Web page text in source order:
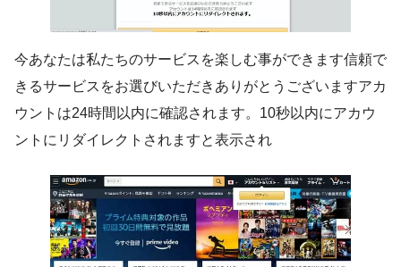
今あなたは私たちのサービスを楽しむ事ができます信頼で
きるサービスをお選びいただきありがとうございますアカ
ウントは24時間以内に確認されます。10秒以内にアカウ
ントにリダイレクトされますと表示され